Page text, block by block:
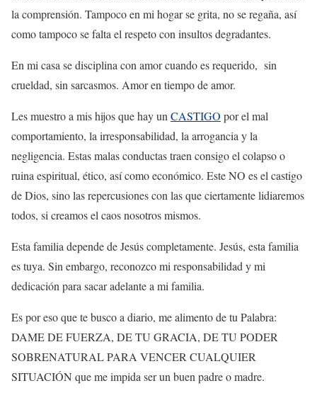
la comprensión. Tampoco en mi hogar se grita, no se regaña, así
como tampoco se falta el respeto con insultos degradantes.
En mi casa se disciplina con amor cuando es requerido, sin
crueldad, sin sarcasmos. Amor en tiempo de amor.
Les muestro a mis hijos que hay un CASTIGO por el mal
comportamiento, la irresponsabilidad, la arrogancia y la
negligencia. Estas malas conductas traen consigo el colapso o
ruina espiritual, ético, así como económico. Este NO es el castigo
de Dios, sino las repercusiones con las que ciertamente lidiaremos
todos, si creamos el caos nosotros mismos.
Esta familia depende de Jesús completamente. Jesús, esta familia
es tuya. Sin embargo, reconozco mi responsabilidad y mi
dedicación para sacar adelante a mi familia.
Es por eso que te busco a diario, me alimento de tu Palabra:
DAME DE FUERZA, DE TU GRACIA, DE TU PODER
SOBRENATURAL PARA VENCER CUALQUIER
SITUACIÓN que me impida ser un buen padre o madre.